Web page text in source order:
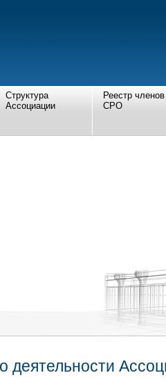
Структура
Ассоциации
Реестр членов
СРО
деятельности